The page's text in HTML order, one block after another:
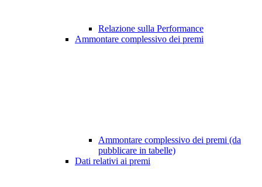
Relazione sulla Performance
Ammontare complessivo dei premi
Ammontare complessivo dei premi (da
pubblicare in tabelle)
Dati relativi ai premi